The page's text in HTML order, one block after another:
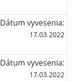
Dátum vyvesenia:
17.03.2022
Dátum vyvesenia:
17.03.2022